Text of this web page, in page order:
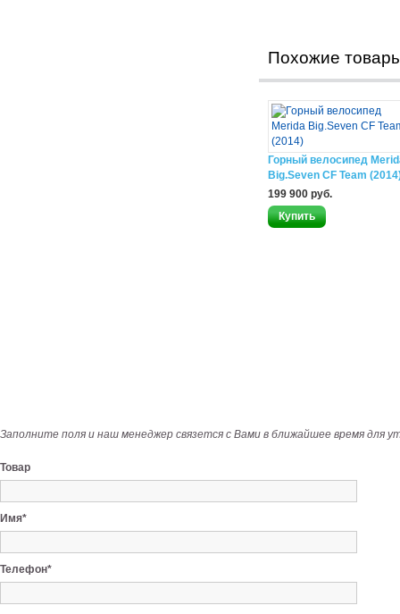
Похожие
Горный велосипед
Big.Seven CF Team
199 900 руб.
Заполните поля и наш менеджер связется с Вами в ближайшее время для
Товар
Имя*
Телефон*